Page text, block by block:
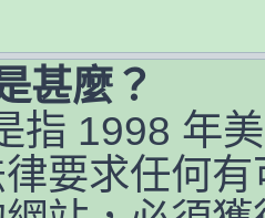
甚麼？
指 1998 年
要求任何